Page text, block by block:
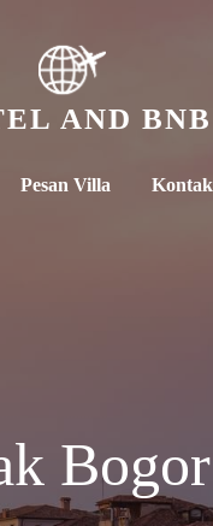
AND BNB
Pesan Villa Kontak